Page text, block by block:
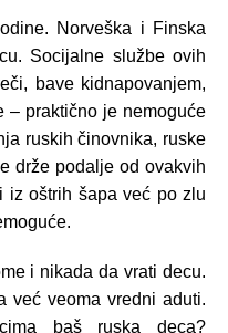
Norveška i Finska
Socijalne službe ovih
bave kidnapovanjem,
– praktično je nemoguće
ruskih činovnika, ruske
drže podalje od ovakvih
iz oštrih šapa već po zlu
i nikada da vrati decu.
već veoma vredni aduti.
baš ruska deca?